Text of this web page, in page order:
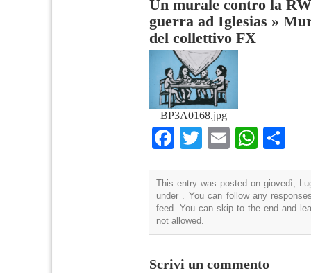
Un murale contro la
guerra ad Iglesias »
del collettivo FX
BP3A0168.jpg
Facebook
TwitterEmail
This entry was posted on giovedì,
under . You can follow any
feed. You can skip to the end and
not allowed.
Scrivi un commento